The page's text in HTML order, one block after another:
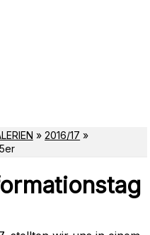
2016/17